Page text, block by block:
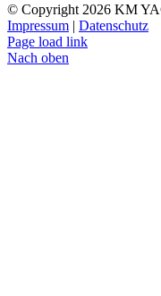
© Copyright 2026 KM
Impressum | Datenschutz
Page load link
Nach oben